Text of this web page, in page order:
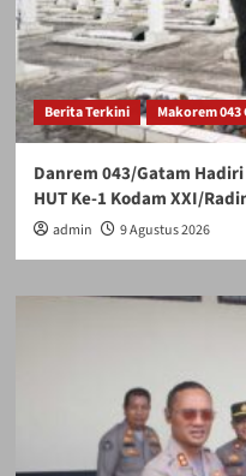
Berita Terkini Makorem 043
Danrem 043/Gatam
HUT Ke-1 Kodam XXI/
admin 9 Agustus 2026